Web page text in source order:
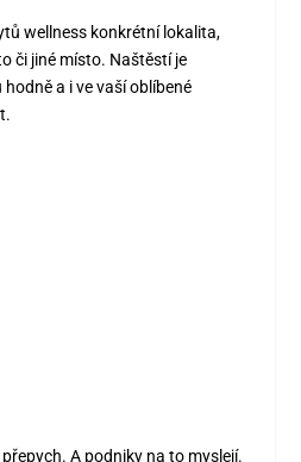
wellness konkrétní lokalita,
či jiné místo. Naštěstí je
a i ve vaší oblíbené
A podniky na to myslejí.